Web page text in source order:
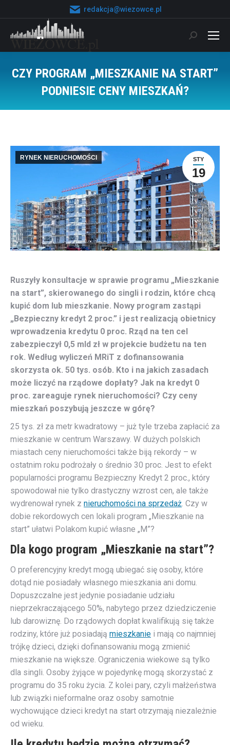
redakcja@wiezowce.pl
Szukaj:
CZY PROGRAM „MIESZKANIE NA START”
PODNIESIE CENY MIESZKAŃ?
STY
19
RYNEK NIERUCHOMOŚCI
Ruszyły konsultacje w sprawie programu „Mieszkanie
na start”, skierowanego do singli i rodzin, które chcą
kupić dom lub mieszkanie. Nowy program zastąpi
„Bezpieczny kredyt 2 proc.” i jest realizacją obietnicy
wprowadzenia kredytu 0 proc. Rząd na ten cel
zabezpieczył 0,5 mld zł w projekcie budżetu na ten
rok. Według wyliczeń MRiT z dofinansowania
skorzysta ok. 50 tys. osób. Kto i na jakich zasadach
może liczyć na rządowe dopłaty? Jak na kredyt 0
proc. zareaguje rynek nieruchomości? Czy ceny
mieszkań poszybują jeszcze w górę?
25 tys. zł za metr kwadratowy – już tyle trzeba zapłacić za
mieszkanie w centrum Warszawy. W dużych polskich
miastach ceny nieruchomości także biją rekordy – w
ostatnim roku podrożały o średnio 30 proc. Jest to efekt
popularności programu Bezpieczny Kredyt 2 proc., który
spowodował nie tylko drastyczny wzrost cen, ale także
wydrenował rynek z nieruchomości na sprzedaż. Czy w
dobie rekordowych cen lokali program „Mieszkanie na
start” ułatwi Polakom kupić własne „M”?
Dla kogo program „Mieszkanie na start”?
O preferencyjny kredyt mogą ubiegać się osoby, które
dotąd nie posiadały własnego mieszkania ani domu.
Dopuszczalne jest jedynie posiadanie udziału
nieprzekraczającego 50%, nabytego przez dziedziczenie
lub darowiznę. Do rządowych dopłat kwalifikują się także
rodziny, które już posiadają mieszkanie i mają co najmniej
trójkę dzieci, dzięki dofinansowaniu mogą zmienić
mieszkanie na większe. Ograniczenia wiekowe są tylko
dla singli. Osoby żyjące w pojedynkę mogą skorzystać z
programu do 35 roku życia. Z kolei pary, czyli małżeństwa
lub związki nieformalne oraz osoby samotnie
wychowujące dzieci kredyt na start otrzymają niezależnie
od wieku.